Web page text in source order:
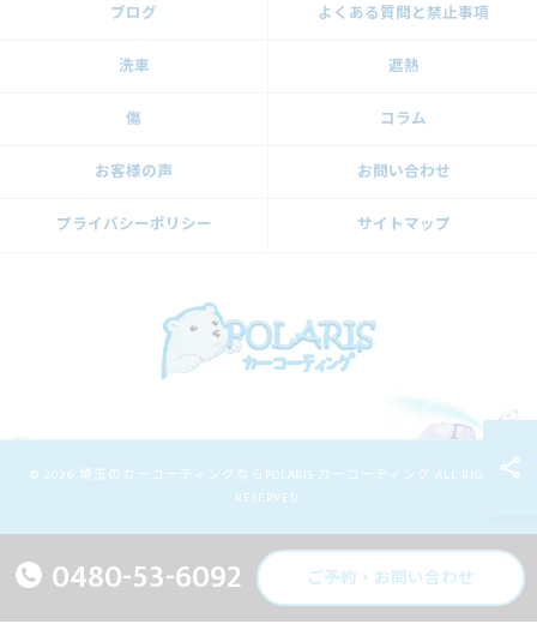
0480-53-6092 ご予約・お問い合わせ
ブログ よくある質問と禁止事項
洗車 遮熱
傷 コラム
お客様の声 お問い合わせ
プライバシーポリシー サイトマップ
© 2026 埼玉のカーコーティングならPOLARIS カーコーティング ALL RIGHTS
RESERVED.